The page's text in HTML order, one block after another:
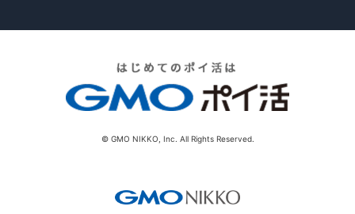
© GMO NIKKO, Inc. All Rights Reserved.